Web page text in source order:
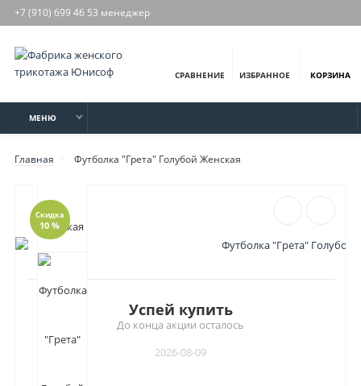
+7 (910) 699 46 53 менеджер
СРАВНЕНИЕ ИЗБРАННОЕ КОРЗИНА
МЕНЮ
Главная Футболка "Грета" Голубой Женская
Скидка
10 %
Успей купить
До конца акции осталось
2026-08-09